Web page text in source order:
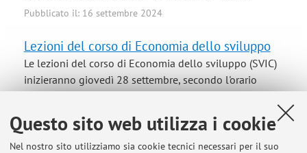
Questo sito web utilizza i cookie
Nel nostro sito utilizziamo sia cookie tecnici necessari per il suo
Pubblicato il: 16 settembre 2024
Lezioni del corso di Economia dello sviluppo
Le lezioni del corso di Economia dello sviluppo (SVIC)
inizieranno giovedì 28 settembre, secondo l'orario
Pubblicato il: 21 settembre 2023